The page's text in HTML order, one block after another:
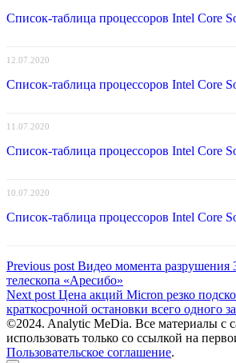
Список-таблица процессоров Intel Core
12.07.2020
Список-таблица процессоров Intel Core
11.07.2020
Список-таблица процессоров Intel Core
10.07.2020
Список-таблица процессоров Intel Core
Навигация
по
записям
Previous post Previous
post:
Видео момента разрушения
телескопа «Аресибо»
Next post Next
post:
Цена акций Micron резко
краткосрочной остановки всего одного
©2024. Analytic MeDia. Все материалы с
использовать только со ссылкой на
Пользовательское соглашение.